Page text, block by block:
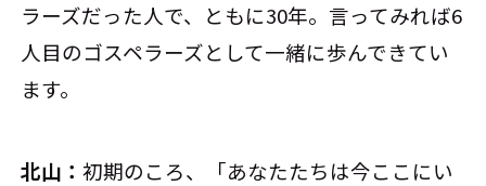
ラーズだった人で、ともに30年。言ってみれば6
人目のゴスペラーズとして一緒に歩んできてい
ます。
北山：初期のころ、「あなたたちは今ここにい